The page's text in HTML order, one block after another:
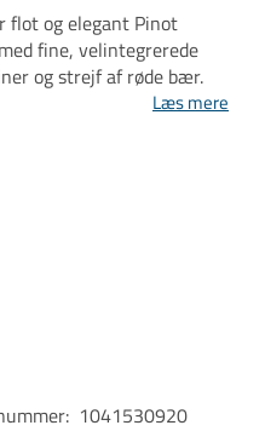
flot og elegant Pinot
fine, velintegrerede
og strejf af røde bær.
Læs mere
: 1041530920